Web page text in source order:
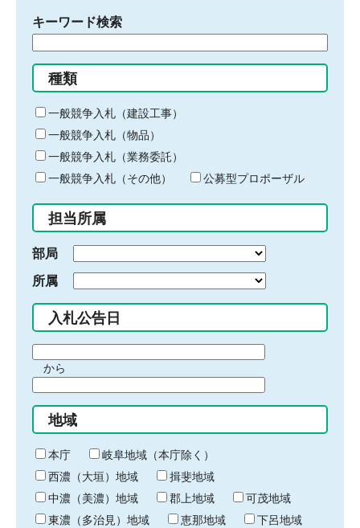
キーワード検索
る
キ
ー
ワ
ー
ド
入
力
種類
一般競争入札（建設工事）
一般競争入札（物品）
一般競争入札（業務委託）
一般競争入札（その他）
公募型プロポーザル
担当所属
部局
所属
入札公告日
間
始
り
から
間
終
わ
り
地域
本庁
岐阜地域（本庁除く）
西濃（大垣）地域
揖斐地域
中濃（美濃）地域
郡上地域
可茂地域
東濃（多治見）地域
恵那地域
下呂地域